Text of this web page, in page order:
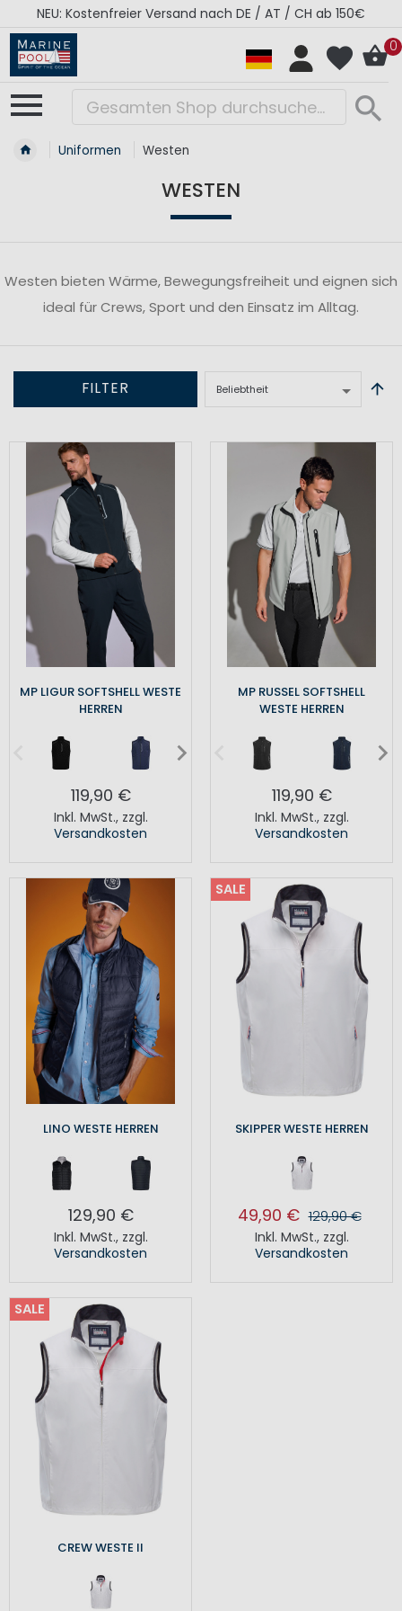
NEU: Kostenfreier Versand nach DE / AT / CH ab 150€
0
Uniformen Westen
WESTEN
Westen bieten Wärme, Bewegungsfreiheit und eignen sich
ideal für Crews, Sport und den Einsatz im Alltag.
FILTER
MP LIGUR SOFTSHELL WESTE
HERREN
119,90 €
Inkl. MwSt., zzgl.
Versandkosten
MP RUSSEL SOFTSHELL
WESTE HERREN
119,90 €
Inkl. MwSt., zzgl.
Versandkosten
LINO WESTE HERREN
129,90 €
Inkl. MwSt., zzgl.
Versandkosten
SALE
SKIPPER WESTE HERREN
49,90 € 129,90 €
Inkl. MwSt., zzgl.
Versandkosten
SALE
CREW WESTE II